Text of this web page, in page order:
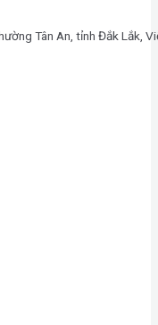
Tân An, tỉnh Đắk Lắk,